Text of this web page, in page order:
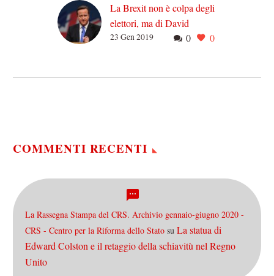
La Brexit non è colpa degli
elettori, ma di David
Cameron
0 0
23 Gen 2019
COMMENTI RECENTI
La Rassegna Stampa del CRS. Archivio gennaio-giugno 2020 -
CRS - Centro per la Riforma dello Stato su La statua di
Edward Colston e il retaggio della schiavitù nel Regno
Unito